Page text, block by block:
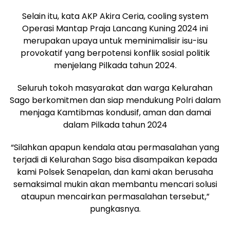
Selain itu, kata AKP Akira Ceria, cooling system
Operasi Mantap Praja Lancang Kuning 2024 ini
merupakan upaya untuk meminimalisir isu-isu
provokatif yang berpotensi konflik sosial politik
menjelang Pilkada tahun 2024.
Seluruh tokoh masyarakat dan warga Kelurahan
Sago berkomitmen dan siap mendukung Polri dalam
menjaga Kamtibmas kondusif, aman dan damai
dalam Pilkada tahun 2024
“Silahkan apapun kendala atau permasalahan yang
terjadi di Kelurahan Sago bisa disampaikan kepada
kami Polsek Senapelan, dan kami akan berusaha
semaksimal mukin akan membantu mencari solusi
ataupun mencairkan permasalahan tersebut,”
pungkasnya.